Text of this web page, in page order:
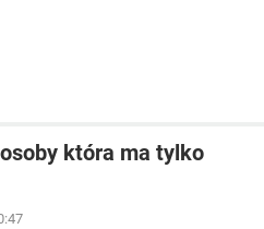
która ma tylko